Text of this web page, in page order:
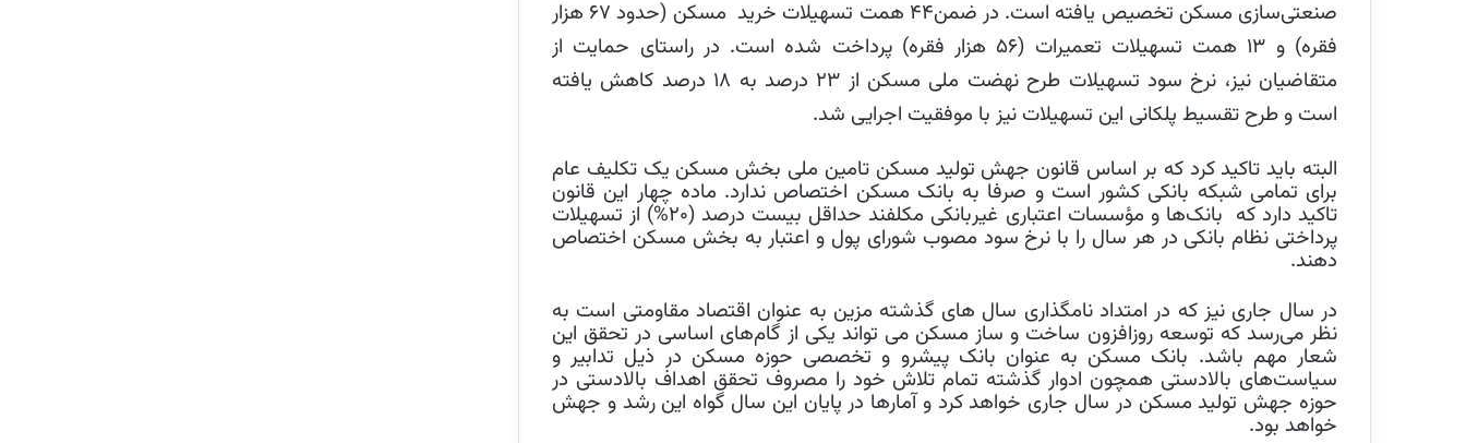
صنعتی‌سازی مسکن تخصیص یافته است. در ضمن۴۴
همت تسهیلات خرید مسکن (حدود ۶۷ هزار
فقره) و ۱۳ همت تسهیلات تعمیرات (۵۶ هزار فقره) پرداخت شده است. در راستای حمایت از
متقاضیان نیز، نرخ سود تسهیلات طرح نهضت ملی مسکن از ۲۳ درصد به ۱۸ درصد کاهش یافته
است و طرح تقسیط پلکانی این تسهیلات نیز با موفقیت اجرایی شد.
البته باید تاکید کرد که بر اساس قانون جهش تولید مسکن تامین ملی بخش مسکن یک تکلیف عام
برای تمامی شبکه بانکی کشور است و صرفا به بانک مسکن اختصاص ندارد. ماده چهار این قانون
تاکید دارد که بانک‌ها و مؤسسات اعتباری غیربانکی مکلفند حداقل بیست درصد (۲۰%) از تسهیلات
پرداختی نظام بانکی در هر سال را با نرخ سود مصوب شورای پول و اعتبار به بخش مسکن اختصاص
دهند.
در سال جاری نیز که در امتداد نامگذاری سال های گذشته مزین به عنوان اقتصاد مقاومتی است به
نظر می‌رسد که توسعه روزافزون ساخت و ساز مسکن می تواند یکی از گام‌های اساسی در تحقق این
شعار مهم باشد. بانک مسکن به عنوان بانک پیشرو و تخصصی حوزه مسکن در ذیل تدابیر و
سیاست‌های بالادستی همچون ادوار گذشته تمام تلاش خود را مصروف تحقق اهداف بالادستی در
حوزه جهش تولید مسکن در سال جاری خواهد کرد و آمارها در پایان این سال گواه این رشد و جهش
خواهد بود.